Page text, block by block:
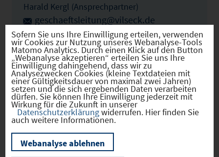
Harald Kergl (Ansprechpartner)
geschaeftsleitung@vilseck.de
09662-99-20
IHK Ansprechpartner
Sibylle Aumer
aumer@regensburg.ihk.de
Sofern Sie uns Ihre Einwilligung erteilen, verwenden
wir Cookies zur Nutzung unseres Webanalyse-Tools
Matomo Analytics. Durch einen Klick auf den Button
„Webanalyse akzeptieren“ erteilen Sie uns Ihre
Einwilligung dahingehend, dass wir zu
Analysezwecken Cookies (kleine Textdateien mit
einer Gültigkeitsdauer von maximal zwei Jahren)
setzen und die sich ergebenden Daten verarbeiten
dürfen. Sie können Ihre Einwilligung jederzeit mit
Wirkung für die Zukunft in unserer
Datenschutzerklärungwiderrufen. Hier finden Sie
auch weitere Informationen.
Webanalyse ablehnen